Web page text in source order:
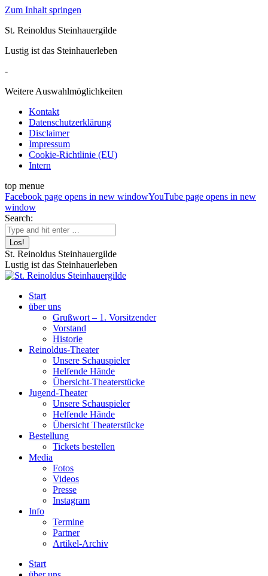
Zum Inhalt springen
St. Reinoldus Steinhauergilde
Lustig ist das Steinhauerleben
-
Weitere Auswahlmöglichkeiten
Kontakt
Datenschutzerklärung
Disclaimer
Impressum
Cookie-Richtlinie (EU)
Intern
top menue
Facebook page opens in new windowYouTube page opens in new
window
Search:
St. Reinoldus Steinhauergilde
Lustig ist das Steinhauerleben
Start
über uns
Grußwort – 1. Vorsitzender
Vorstand
Historie
Reinoldus-Theater
Unsere Schauspieler
Helfende Hände
Übersicht-Theaterstücke
Jugend-Theater
Unsere Schauspieler
Helfende Hände
Übersicht Theaterstücke
Bestellung
Tickets bestellen
Media
Fotos
Videos
Presse
Instagram
Info
Termine
Partner
Artikel-Archiv
Start